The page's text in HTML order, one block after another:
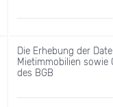
Die Erhebung der
Mietimmobilien
des BGB